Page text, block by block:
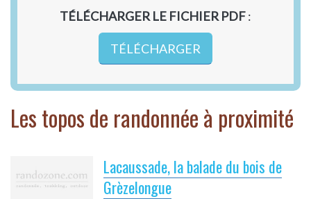
TÉLÉCHARGER LE FICHIER PDF:
TÉLÉCHARGER
Les topos de randonnée à proximité
Lacaussade, la balade du bois de
Grèzelongue